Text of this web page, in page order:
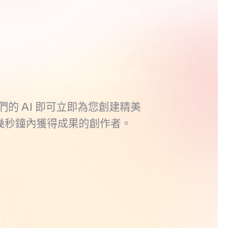
的 AI 即可立即為您創建精美
鐘內獲得成果的創作者。